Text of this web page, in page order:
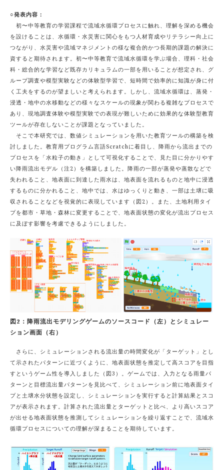
○発表内容：
初〜中等教育の学習課程で流域水循環プロセスに触れ、理解を深める機会
を設けることは、水循環・水災害に関心をもつ人材育成やリテラシー向上に
つながり、水災害や流域マネジメントの様な複合的かつ長期的課題の解決に
資すると期待されます。初〜中等教育で流域水循環を学ぶ場合、理科・社会
科・総合的な学習など既存カリキュラムの一部を用いることが想定され、グ
ループ調査や模型実験などの体験型学習で、短時間で効率的に知識が身に付
く工夫をするのが望ましいと考えられます。しかし、流域水循環は、蒸発・
浸透・地中の水移動などの様々なスケールの現象が関わる複雑なプロセスで
あり、現地調査体験や模型実験での表現が難しいために効果的な体験型教育
ツールが存在しないことが課題となっていました。
そこで本研究では、数値シミュレーションを用いた教育ツールの構築を検
討しました。教育用プログラム言語Scratchに着目し、降雨から流出までの
プロセスを「水粒子の動き」として可視化することで、見た目に分かりやす
い降雨流出モデル（注2）を構築しました。降雨の一部が蒸発や蒸散などで
失われること、地表面に到達した雨水は、地表面を流れるものと地中に浸透
するものに分かれること、地中では、水はゆっくりと動き、一部は土壌に吸
収されることなどを視覚的に表現しています（図2）。また、土地利用タイ
プを都市・草地・森林に変更することで、地表面状態の変化が流出プロセス
に及ぼす影響を考慮できるようにしました。
図2：降雨流出モデリングゲームのソースコード（左）とシミュレー
ション画面（右）
さらに、シミュレーションされる流出量の時間変化が「ターゲット」とし
て示されたパターンに近づくように、地表面状態を推定して高スコアを目指
すというゲーム性を導入しました（図3）。ゲームでは、入力となる雨量パ
ターンと目標流出量パターンを見比べて、シミュレーション前に地表面タイ
プと土壌水分状態を設定し、シミュレーションを実行すると計算結果とスコ
アが表示されます。計算された流出量とターゲットと比べ、より高いスコア
が出せる地表面状態を推測してシミュレーションを繰り返すことで、流域水
循環プロセスについての理解が深まることを期待しています。